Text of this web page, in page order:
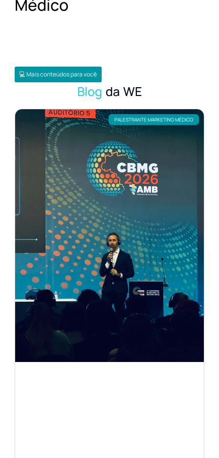
Médico
💻 Mais conteúdos para você
Blog da WE
PALESTRANTE MARKETING MÉDICO